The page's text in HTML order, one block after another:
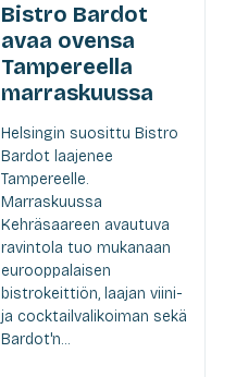
Bistro Bardot
avaa ovensa
Tampereella
marraskuussa
Helsingin suosittu Bistro
Bardot laajenee
Tampereelle.
Marraskuussa
Kehräsaareen avautuva
ravintola tuo mukanaan
eurooppalaisen
bistrokeittiön, laajan viini-
ja cocktailvalikoiman sekä
Bardot'n...